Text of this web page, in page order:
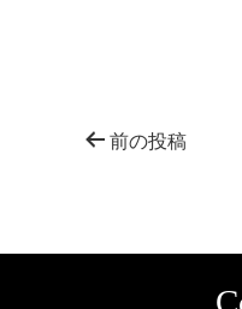
前の投稿